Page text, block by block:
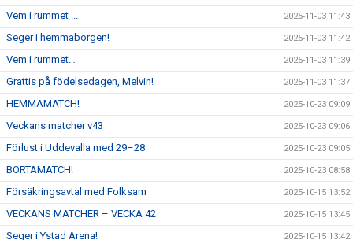
Vem i rummet ... 2025-11-03 11:43
Seger i hemmaborgen! 2025-11-03 11:42
Vem i rummet… 2025-11-03 11:39
Grattis på födelsedagen, Melvin! 2025-11-03 11:37
HEMMAMATCH! 2025-10-23 09:09
Veckans matcher v43 2025-10-23 09:06
Förlust i Uddevalla med 29–28 2025-10-23 09:05
BORTAMATCH! 2025-10-23 08:58
Försäkringsavtal med Folksam 2025-10-15 13:52
VECKANS MATCHER – VECKA 42 2025-10-15 13:45
Seger i Ystad Arena! 2025-10-15 13:42